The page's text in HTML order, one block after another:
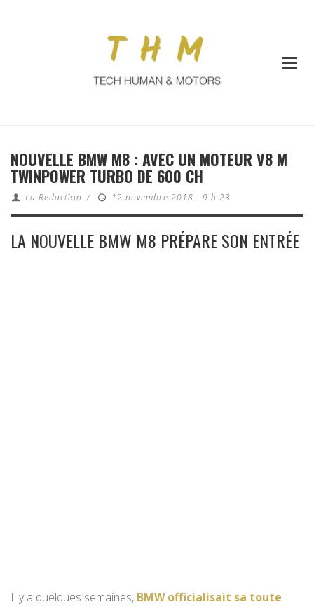
NOUVELLE BMW M8 : AVEC UN MOTEUR V8 M
TWINPOWER TURBO DE 600 CH
La Redaction / 12 novembre 2018 - 9 h 23
LA NOUVELLE BMW M8 PRÉPARE SON ENTRÉE
Il y a quelques semaines, BMW officialisait sa toute